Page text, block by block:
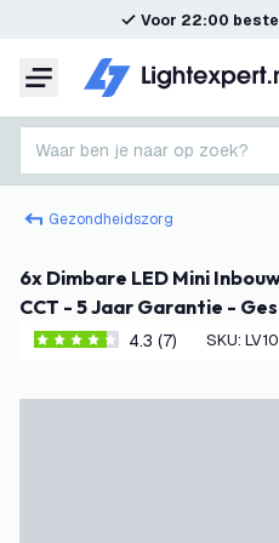
Voor 22:00
Menu
Waar ben je naar op zoek?
Gezondheidszorg
6x Dimbare LED Mini Inbouwspot Wit - IP65 - 4W -
CCT - 5 Jaar Garantie -
4.3 score sterren
4.3 (7) SKU: